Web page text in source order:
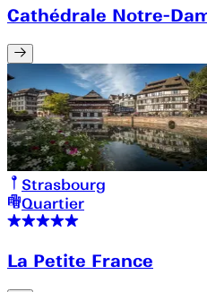
Cathédrale Notre-
Strasbourg
Quartier
La Petite France